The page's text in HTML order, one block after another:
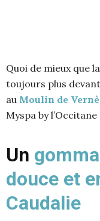
Quoi de mieux que
toujours plus
au Moulin de
Myspa by l’Occitane
Un
douce et
Caudalie